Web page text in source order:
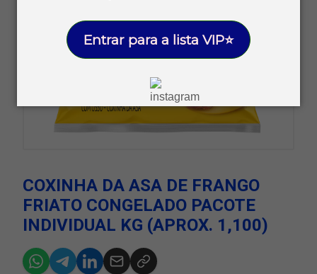
Entrar para a lista VIP⭐
COXINHA DA ASA DE FRANGO
FRIATO CONGELADO PACOTE
INDIVIDUAL KG (APROX. 1,100)